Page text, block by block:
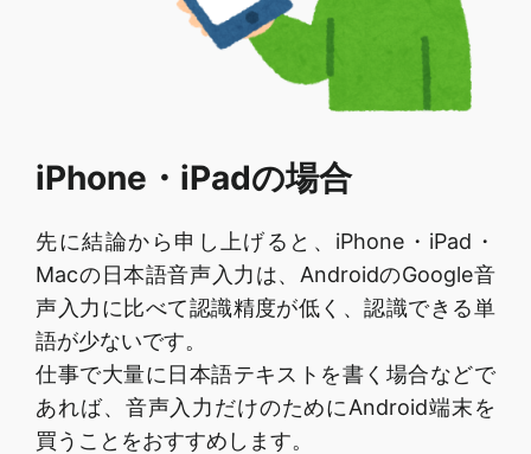
iPhone・iPadの場合
先に結論から申し上げると、iPhone・iPad・
Macの日本語音声入力は、AndroidのGoogle音
声入力に比べて認識精度が低く、認識できる単
語が少ないです。
仕事で大量に日本語テキストを書く場合などで
あれば、音声入力だけのためにAndroid端末を
買うことをおすすめします。